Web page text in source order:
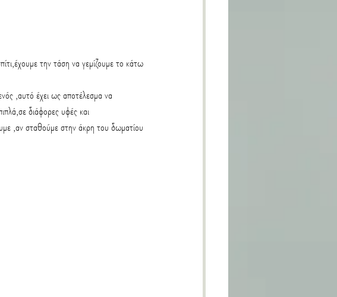
την τάση να γεμίζουμε το κάτω
,αυτό έχει ως αποτέλεσμα να
διάφορες υφές και
,αν σταθούμε στην άκρη του δωματίου